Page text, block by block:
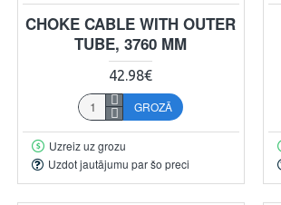
CHOKE CABLE WITH OUTER
TUBE, 3760 MM
42.98€
GROZĀ
Uzreiz uz grozu
Uzdot jautājumu par šo preci